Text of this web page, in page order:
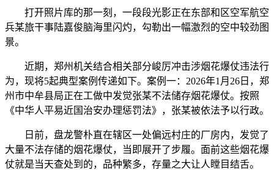
打开照片库的那一刻，一段段光影正在东部和区空军航空
兵某旅干事陆嘉俊脑海里闪灼，勾勒出一幅激烈的空中较劲图
景。
近期，郑州机关结合相关部分峻厉冲击涉烟花爆仗违法行
为，现将5起典型案例传递如下。案例一：2026年1月26日，郑
州市中牟县局正在工做中发觉张某不法储存烟花爆仗。按照
《中华人平易近国治安办理惩罚法》，张某被依法予以行政。
日前，盘龙警朴直在辖区一处偏远村庄的厂房内，发觉了
大量不法存储的烟花爆仗，当即展开了步履。面前这些烟花爆
仗就是当天查处到的，品种繁多，存量之大让人瞠目结舌。